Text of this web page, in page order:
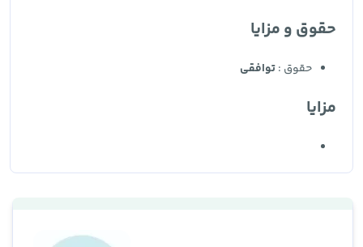
حقوق و مزایا
حقوق :توافقی
مزایا